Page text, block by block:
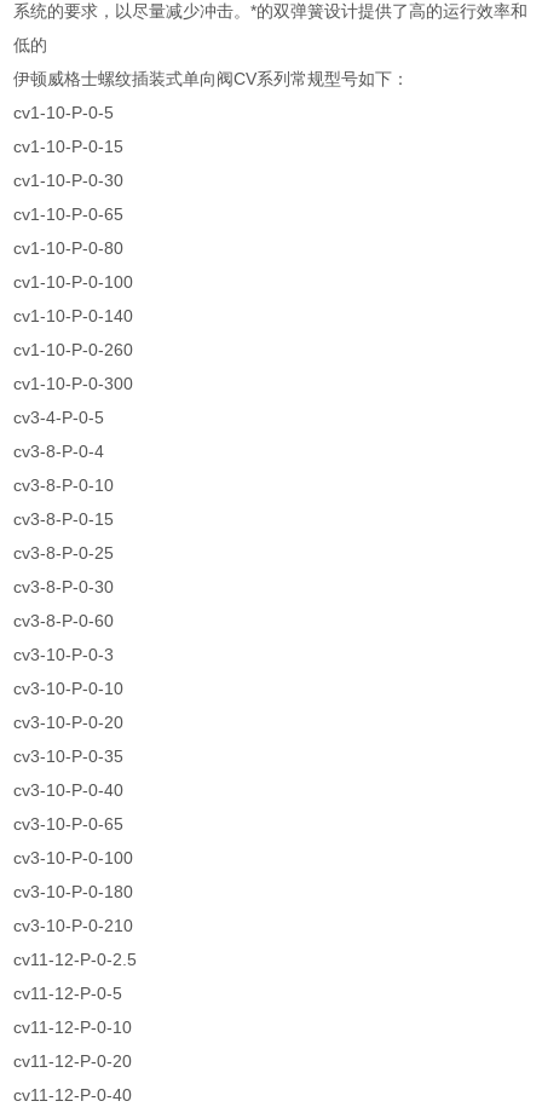
系统的要求，以尽量减少冲击。*的双弹簧设计提供了高的运行效率和
低的
伊顿威格士螺纹插装式单向阀CV系列常规型号如下：
cv1-10-P-0-5
cv1-10-P-0-15
cv1-10-P-0-30
cv1-10-P-0-65
cv1-10-P-0-80
cv1-10-P-0-100
cv1-10-P-0-140
cv1-10-P-0-260
cv1-10-P-0-300
cv3-4-P-0-5
cv3-8-P-0-4
cv3-8-P-0-10
cv3-8-P-0-15
cv3-8-P-0-25
cv3-8-P-0-30
cv3-8-P-0-60
cv3-10-P-0-3
cv3-10-P-0-10
cv3-10-P-0-20
cv3-10-P-0-35
cv3-10-P-0-40
cv3-10-P-0-65
cv3-10-P-0-100
cv3-10-P-0-180
cv3-10-P-0-210
cv11-12-P-0-2.5
cv11-12-P-0-5
cv11-12-P-0-10
cv11-12-P-0-20
cv11-12-P-0-40